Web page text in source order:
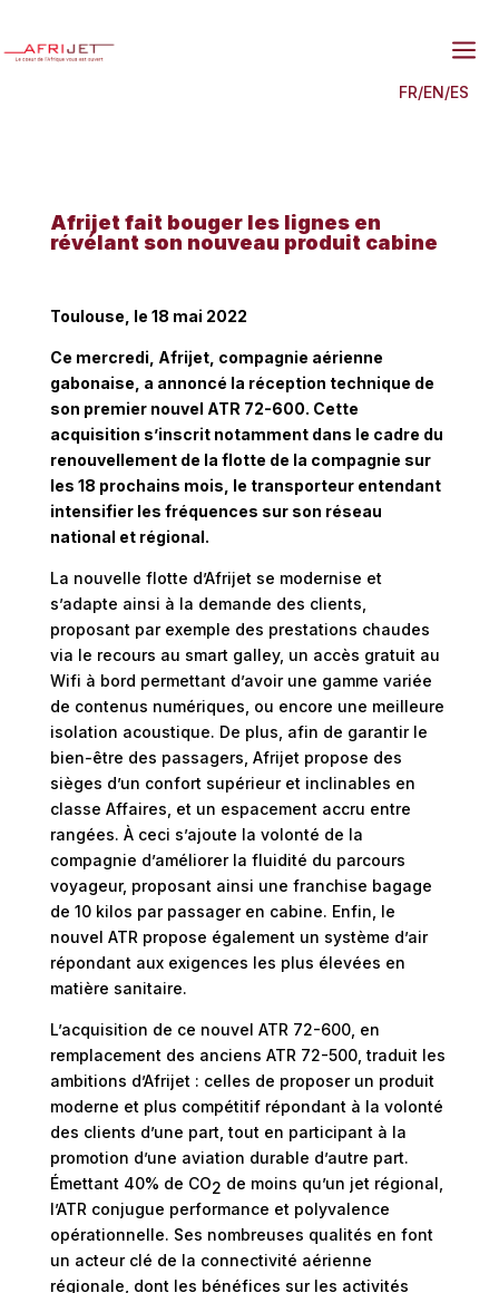
a
FR/EN/ES
Afrijet fait bouger les lignes en
révélant son nouveau produit cabine
Toulouse, le 18 mai 2022
Ce mercredi, Afrijet, compagnie aérienne
gabonaise, a annoncé la réception technique de
son premier nouvel ATR 72-600. Cette
acquisition s’inscrit notamment dans le cadre du
renouvellement de la flotte de la compagnie sur
les 18 prochains mois, le transporteur entendant
intensifier les fréquences sur son réseau
national et régional.
La nouvelle flotte d’Afrijet se modernise et
s’adapte ainsi à la demande des clients,
proposant par exemple des prestations chaudes
via le recours au smart galley, un accès gratuit au
Wifi à bord permettant d’avoir une gamme variée
de contenus numériques, ou encore une meilleure
isolation acoustique. De plus, afin de garantir le
bien-être des passagers, Afrijet propose des
sièges d’un confort supérieur et inclinables en
classe Affaires, et un espacement accru entre
rangées. À ceci s’ajoute la volonté de la
compagnie d’améliorer la fluidité du parcours
voyageur, proposant ainsi une franchise bagage
de 10 kilos par passager en cabine. Enfin, le
nouvel ATR propose également un système d’air
répondant aux exigences les plus élevées en
matière sanitaire.
L’acquisition de ce nouvel ATR 72-600, en
remplacement des anciens ATR 72-500, traduit les
ambitions d’Afrijet : celles de proposer un produit
moderne et plus compétitif répondant à la volonté
des clients d’une part, tout en participant à la
promotion d’une aviation durable d’autre part.
Émettant 40% de CO2 de moins qu’un jet régional,
l’ATR conjugue performance et polyvalence
opérationnelle. Ses nombreuses qualités en font
un acteur clé de la connectivité aérienne
régionale, dont les bénéfices sur les activités